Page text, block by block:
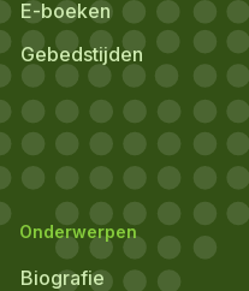
E-boeken
Gebedstijden
Onderwerpen
Biografie